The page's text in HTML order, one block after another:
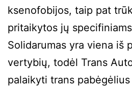
ksenofobijos, taip pat
pritaikytos jų
Solidarumas yra viena iš
vertybių, todėl Trans
palaikyti trans